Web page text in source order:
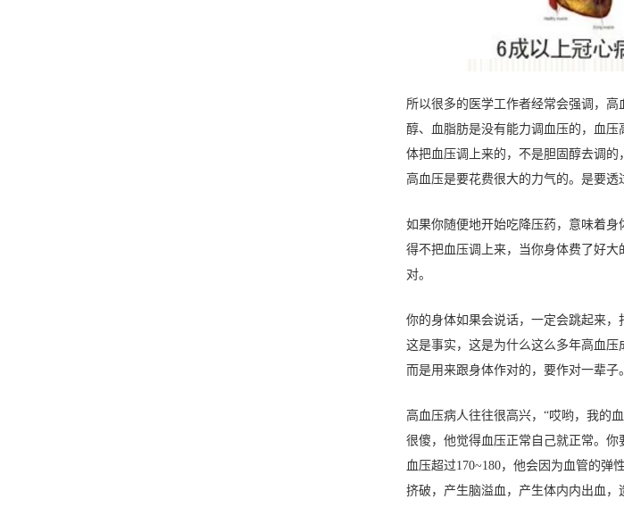
所以很多的医学工作者经常会强调，
醇、血脂肪是没有能力调血压的，血
体把血压调上来的，不是胆固醇去调
高血压是要花费很大的力气的。是要
如果你随便地开始吃降压药，意味着
得不把血压调上来，当你身体费了好
对。
你的身体如果会说话，一定会跳起来
这是事实，这是为什么这么多年高血压
而是用来跟身体作对的，要作对一辈子。
高血压病人往往很高兴，“哎哟，我的
很傻，他觉得血压正常自己就正常。
血压超过170~180，他会因为血管的
挤破，产生脑溢血，产生体内内出血，